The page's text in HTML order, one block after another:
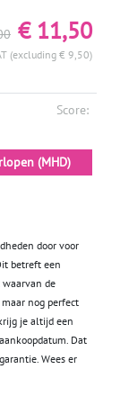
€ 11,50
(excluding € 9,50)
Score:
(MHD)
door voor
betreft een
de
nog perfect
je altijd een
Dat
Wees er